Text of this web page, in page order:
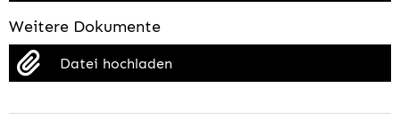
Weitere Dokumente
Datei hochladen